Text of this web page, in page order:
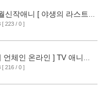
신작애니 [ 야생의 라스트
기 PV 영상 공개
[ 223 / 0 ]
언체인 온라인 ] TV 애니메
[ 216 / 0 ]